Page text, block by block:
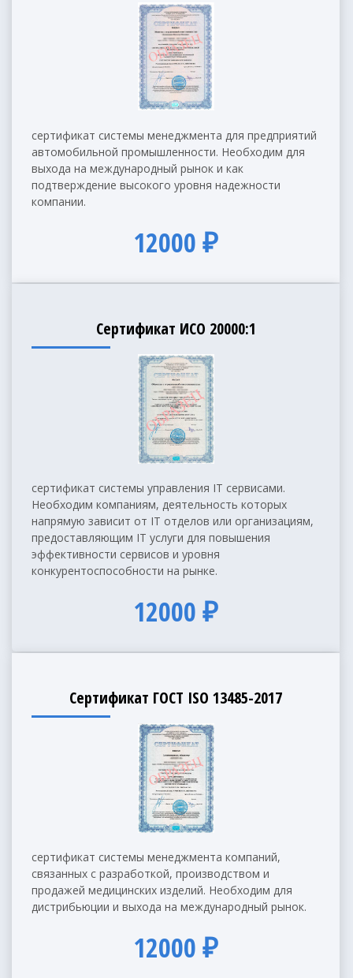
сертификат системы менеджмента для предприятий
автомобильной промышленности. Необходим для
выхода на международный рынок и как
подтверждение высокого уровня надежности
компании.
12000 ₽
Сертификат ИСО 20000:1
сертификат системы управления IT сервисами.
Необходим компаниям, деятельность которых
напрямую зависит от IT отделов или организациям,
предоставляющим IT услуги для повышения
эффективности сервисов и уровня
конкурентоспособности на рынке.
12000 ₽
Сертификат ГОСТ ISO 13485-2017
сертификат системы менеджмента компаний,
связанных с разработкой, производством и
продажей медицинских изделий. Необходим для
дистрибьюции и выхода на международный рынок.
12000 ₽